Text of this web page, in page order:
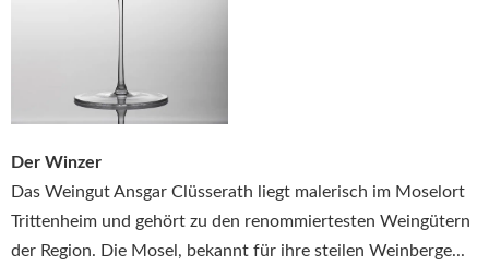
Der Winzer
Das Weingut Ansgar Clüsserath liegt malerisch im Moselort
Trittenheim und gehört zu den renommiertesten Weingütern
der Region. Die Mosel, bekannt für ihre steilen Weinberge...